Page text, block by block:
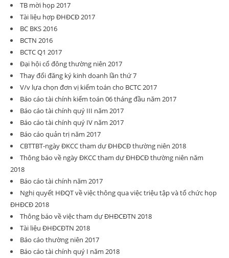
TB mời họp 2017
Tài liệu hợp ĐHĐCĐ 2017
BC BKS 2016
BCTN 2016
BCTC Q1 2017
Đại hội cổ đông thường niên 2017
Thay đổi đăng ký kinh doanh lần thứ 7
V/v lựa chọn đơn vị kiểm toán cho BCTC 2017
Báo cáo tài chính kiểm toán 06 tháng đầu năm 2017
Báo cáo tài chính quý III năm 2017
Báo cáo tài chính quý IV năm 2017
Báo cáo quản trị năm 2017
CBTTBT-ngày ĐKCC tham dự ĐHĐCĐ thường niên 2018
Thông báo về ngày ĐKCC tham dự ĐHĐCĐ thường niên năm
2018
Báo cáo tài chính năm 2017
Nghị quyết HĐQT về việc thông qua việc triệu tập và tổ chức họp
ĐHĐCĐ 2018
Thông báo về việc tham dự ĐHĐCĐTN 2018
Tài liệu ĐHĐCĐTN 2018
Báo cáo thường niên 2017
Báo cáo tài chính quý I năm 2018